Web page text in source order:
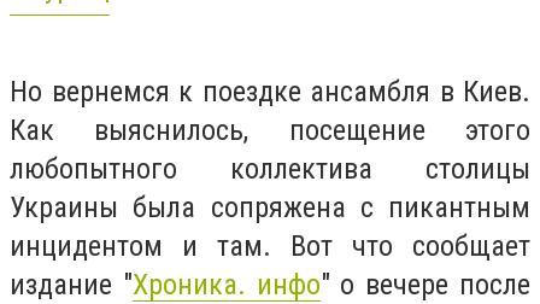
Но вернемся к поездке ансамбля в Киев.
Как выяснилось, посещение этого
любопытного коллектива столицы
Украины была сопряжена с пикантным
инцидентом и там. Вот что сообщает
издание "Хроника. инфо" о вечере после